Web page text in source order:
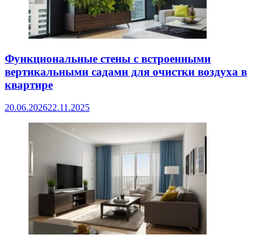
Функциональные стены с встроенными
вертикальными садами для очистки воздуха в
квартире
20.06.202622.11.2025